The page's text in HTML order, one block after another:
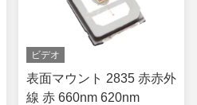
ビデオ
表面マウント 2835 赤赤外
線 赤 660nm 620nm